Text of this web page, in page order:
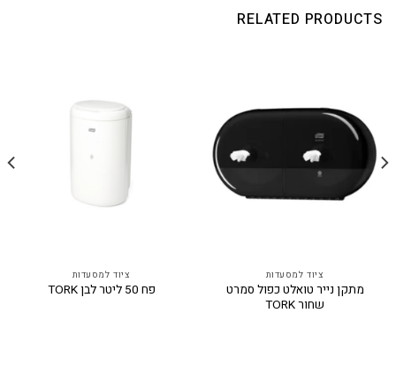
RELATED PRODUCTS
ציוד למסעדות
מתקן נייר טואלט כפול סמרט
שחור TORK
ציוד למסעדות
פח 50 ליטר לבן TORK